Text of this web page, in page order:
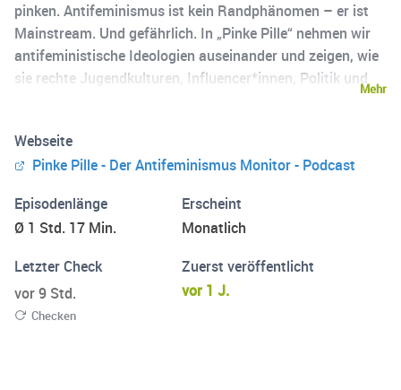
pinken. Antifeminismus ist kein Randphänomen – er ist
Mainstream. Und gefährlich. In „Pinke Pille“ nehmen wir
antifeministische Ideologien auseinander und zeigen, wie
sie rechte Jugendkulturen, Influencer*innen, Politik und
Jugendgruppen, digitale Männlichkeitskulte und
Ostmullen, über den Schulterschluss von Antifeminismus,
Anti-Gender-Hetze verknüpft ist. Für alle, die wissen
wollen, wie Antifeminismus heute funktioniert – und was
wir ihm entgegensetzen können.
Mehr
Webseite
Pinke Pille - Der Antifeminismus Monitor - Podcast
Episodenlänge
Ø 1 Std. 17 Min.
Erscheint
Monatlich
Letzter Check
vor 9 Std.
Checken
Zuerst veröffentlicht
vor 1 J.